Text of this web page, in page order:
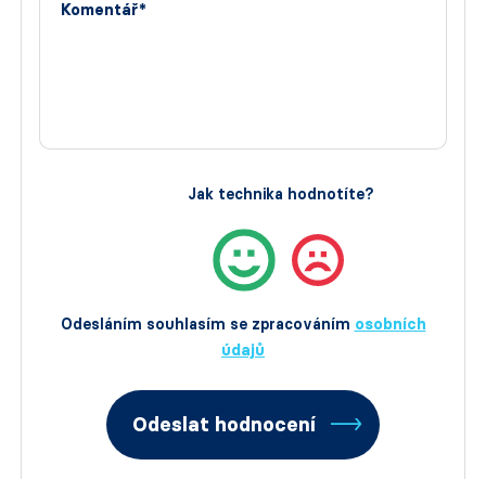
Komentář*
Odesláním souhlasím se zpracováním osobních
údajů
Jak technika hodnotíte?
Odeslat hodnocení